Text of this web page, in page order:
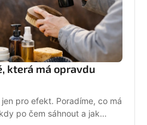
která má opravdu
pro efekt. Poradíme, co má
po čem sáhnout a jak